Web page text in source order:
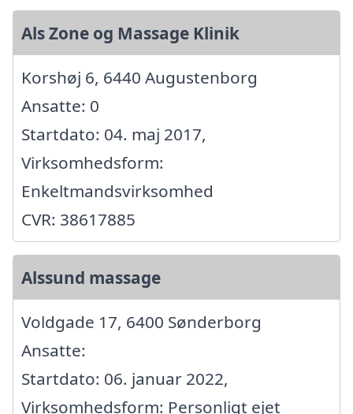
Als Zone og Massage Klinik
Korshøj 6, 6440 Augustenborg
Ansatte: 0
Startdato: 04. maj 2017,
Virksomhedsform:
Enkeltmandsvirksomhed
CVR: 38617885
Alssund massage
Voldgade 17, 6400 Sønderborg
Ansatte:
Startdato: 06. januar 2022,
Virksomhedsform: Personligt ejet